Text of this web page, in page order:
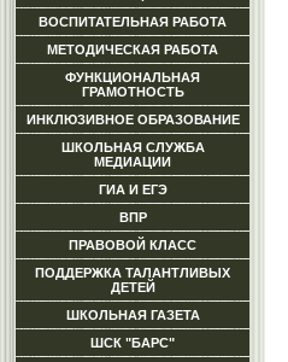
ВОСПИТАТЕЛЬНАЯ РАБОТА
МЕТОДИЧЕСКАЯ РАБОТА
ФУНКЦИОНАЛЬНАЯ
ГРАМОТНОСТЬ
ИНКЛЮЗИВНОЕ ОБРАЗОВАНИЕ
ШКОЛЬНАЯ СЛУЖБА
МЕДИАЦИИ
ГИА И ЕГЭ
ВПР
ПРАВОВОЙ КЛАСС
ПОДДЕРЖКА ТАЛАНТЛИВЫХ
ДЕТЕЙ
ШКОЛЬНАЯ ГАЗЕТА
ШСК "БАРС"